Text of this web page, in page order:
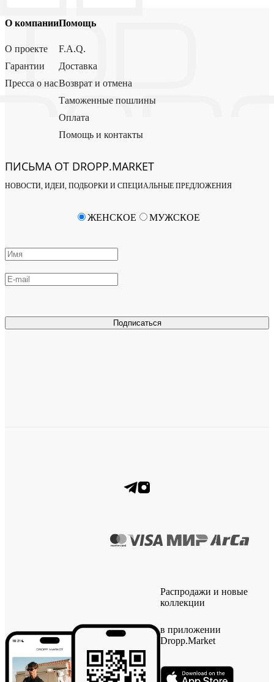
О компании
О проекте
Гарантии
Пресса о нас
Помощь
F.A.Q.
Доставка
Возврат и отмена
Таможенные пошлины
Оплата
Помощь и контакты
ПИСЬМА ОТ DROPP.MARKET
НОВОСТИ, ИДЕИ, ПОДБОРКИ И СПЕЦИАЛЬНЫЕ ПРЕДЛОЖЕНИЯ
Подписаться
ЖЕНСКОЕ МУЖСКОЕ
Распродажи и новые
коллекции
в приложении
Dropp.Market